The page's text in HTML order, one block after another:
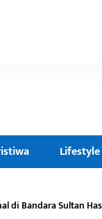
Lifestyle
di Bandara Sultan